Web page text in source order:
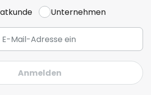
Unternehmen
Anmelden